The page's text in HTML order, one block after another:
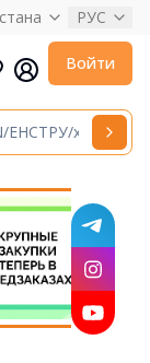
РУС
Войти